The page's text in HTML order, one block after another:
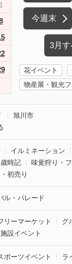
今週末
3月
花イベント
物産展・観光
旭川市
イルミネーション
時記
味覚狩り・
初売り
ル・パレード
リーマーケット
グ
設イベント
ポーツイベント
ラ